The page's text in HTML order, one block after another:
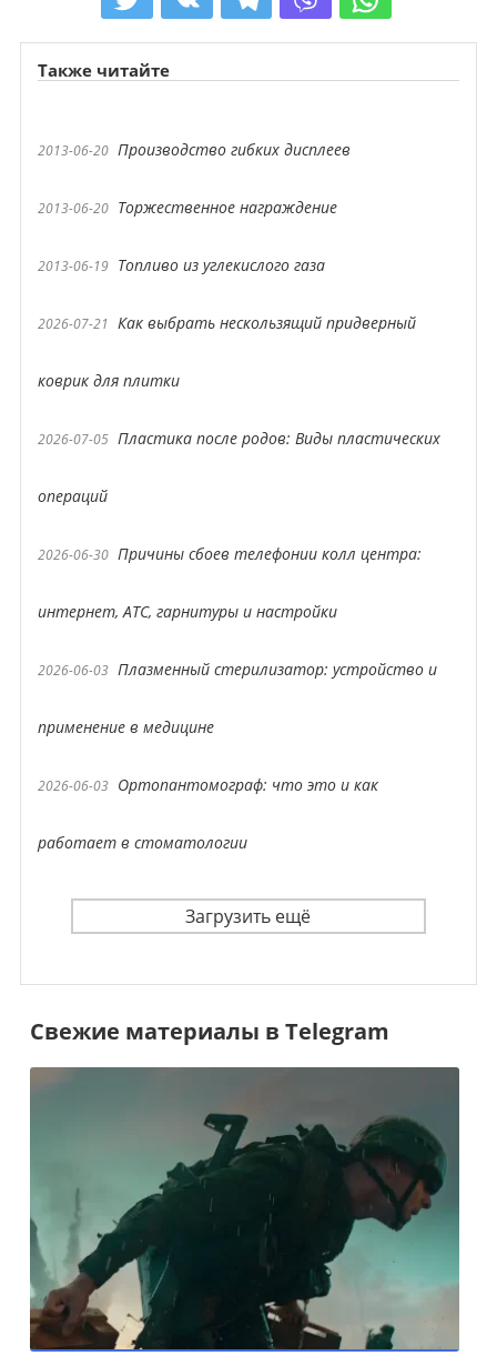
Также читайте
2013-06-20 Производство гибких дисплеев
2013-06-20 Торжественное награждение
2013-06-19 Топливо из углекислого газа
2026-07-21 Как выбрать нескользящий придверный
коврик для плитки
2026-07-05 Пластика после родов: Виды пластических
операций
2026-06-30 Причины сбоев телефонии колл центра:
интернет, АТС, гарнитуры и настройки
2026-06-03 Плазменный стерилизатор: устройство и
применение в медицине
2026-06-03 Ортопантомограф: что это и как
работает в стоматологии
Загрузить ещё
Свежие материалы в Telegram